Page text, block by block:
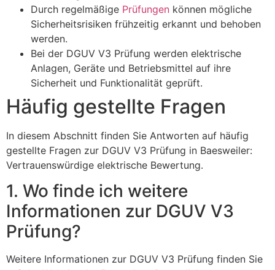
Durch regelmäßige Prüfungen können mögliche
Sicherheitsrisiken frühzeitig erkannt und behoben
werden.
Bei der DGUV V3 Prüfung werden elektrische
Anlagen, Geräte und Betriebsmittel auf ihre
Sicherheit und Funktionalität geprüft.
Häufig gestellte Fragen
In diesem Abschnitt finden Sie Antworten auf häufig
gestellte Fragen zur DGUV V3 Prüfung in Baesweiler:
Vertrauenswürdige elektrische Bewertung.
1. Wo finde ich weitere
Informationen zur DGUV V3
Prüfung?
Weitere Informationen zur DGUV V3 Prüfung finden Sie